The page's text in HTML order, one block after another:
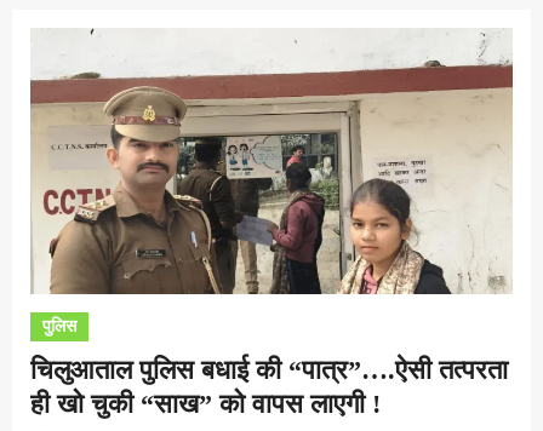
पुलिस
चिलुआताल पुलिस बधाई की “पात्र”….ऐसी तत्परता
ही खो चुकी “साख” को वापस लाएगी !